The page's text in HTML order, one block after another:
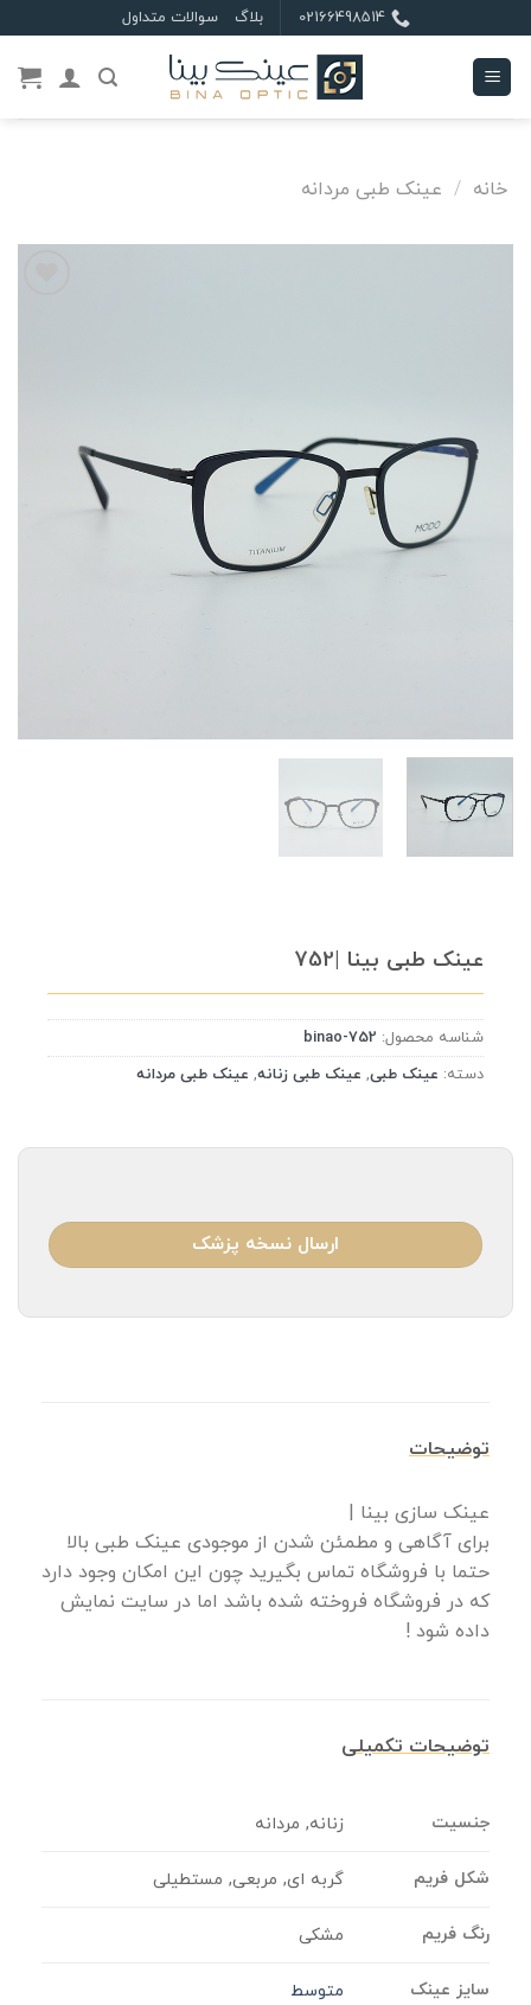
to
content
02166498514 بلاگ سوالات متداول
خانه / عینک طبی مردانه
عینک طبی بینا |752
شناسه محصول: binao-752
دسته: عینک طبی, عینک طبی زنانه, عینک طبی مردانه
ارسال نسخه پزشک
توضیحات
عینک سازی بینا |
برای آگاهی و مطمئن شدن از موجودی عینک طبی بالا
حتما با فروشگاه تماس بگیرید چون این امکان وجود دارد
که در فروشگاه فروخته شده باشد اما در سایت نمایش
داده شود !
توضیحات تکمیلی
جنسیت زنانه, مردانه
شکل فریم گربه ای, مربعی, مستطیلی
رنگ فریم مشکی
سایز عینک متوسط